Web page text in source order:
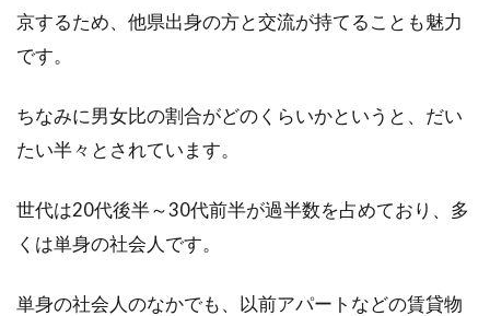
合筆登記のノウハウ！合併して土地
を所有する方法とは
いくつかに分筆された複数の土地を所持してい
います。...
京するため、他県出身の方と交流が持てることも魅力
です。
ちなみに男女比の割合がどのくらいかというと、だい
たい半々とされています。
世代は20代後半～30代前半が過半数を占めており、多
くは単身の社会人です。
単身の社会人のなかでも、以前アパートなどの賃貸物